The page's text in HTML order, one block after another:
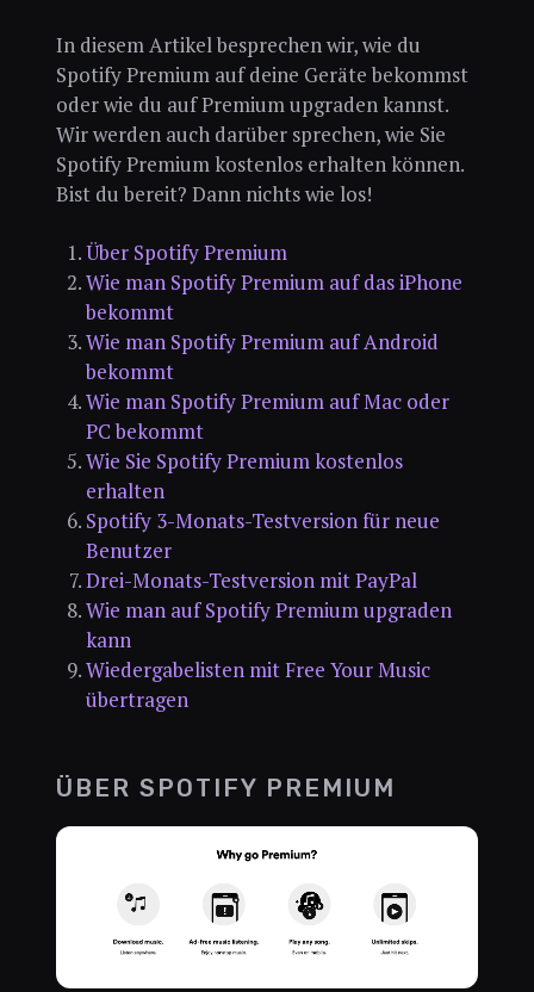
In diesem Artikel besprechen wir, wie du
Spotify Premium auf deine Geräte bekommst
oder wie du auf Premium upgraden kannst.
Wir werden auch darüber sprechen, wie Sie
Spotify Premium kostenlos erhalten können.
Bist du bereit? Dann nichts wie los!
Über Spotify Premium
Wie man Spotify Premium auf das iPhone
bekommt
Wie man Spotify Premium auf Android
bekommt
Wie man Spotify Premium auf Mac oder
PC bekommt
Wie Sie Spotify Premium kostenlos
erhalten
Spotify 3-Monats-Testversion für neue
Benutzer
Drei-Monats-Testversion mit PayPal
Wie man auf Spotify Premium upgraden
kann
Wiedergabelisten mit Free Your Music
übertragen
ÜBER SPOTIFY PREMIUM